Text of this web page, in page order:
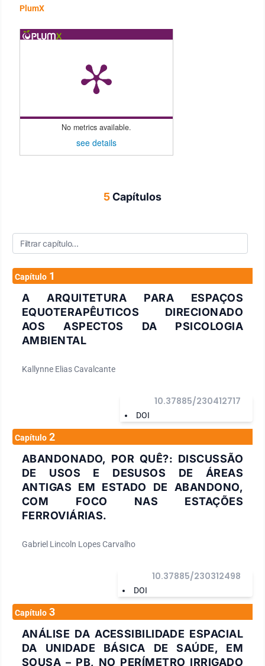
PlumX
No metrics available.
see details
5Capítulos
Capítulo 1
A ARQUITETURA PARA ESPAÇOS
EQUOTERAPÊUTICOS DIRECIONADO
AOS ASPECTOS DA PSICOLOGIA
AMBIENTAL
Kallynne Elias Cavalcante
DOI
10.37885/230412717
Capítulo 2
ABANDONADO, POR QUÊ?: DISCUSSÃO
DE USOS E DESUSOS DE ÁREAS
ANTIGAS EM ESTADO DE ABANDONO,
COM FOCO NAS ESTAÇÕES
FERROVIÁRIAS.
Gabriel Lincoln Lopes Carvalho
DOI
10.37885/230312498
Capítulo 3
ANÁLISE DA ACESSIBILIDADE ESPACIAL
DA UNIDADE BÁSICA DE SAÚDE, EM
SOUSA – PB, NO PERÍMETRO IRRIGADO